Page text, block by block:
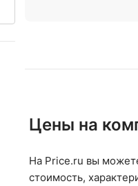
Цены на
На Price.ru вы
стоимость,